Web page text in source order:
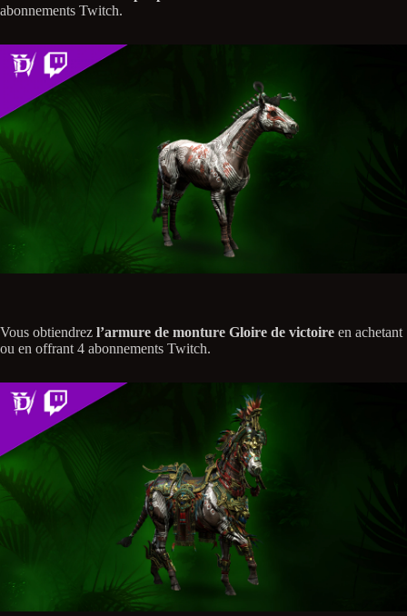
abonnements Twitch.
Vous obtiendrez l’armure de monture Gloire de victoire en achetant
ou en offrant 4 abonnements Twitch.